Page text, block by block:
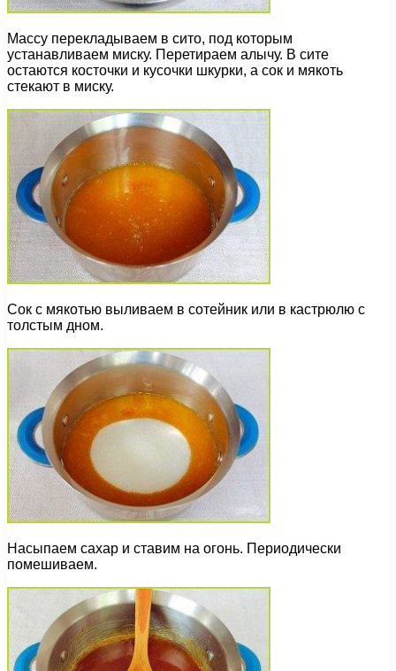
Массу перекладываем в сито, под которым
устанавливаем миску. Перетираем алычу. В сите
остаются косточки и кусочки шкурки, а сок и мякоть
стекают в миску.
Сок с мякотью выливаем в сотейник или в кастрюлю с
толстым дном.
Насыпаем сахар и ставим на огонь. Периодически
помешиваем.